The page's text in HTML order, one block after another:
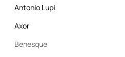
Antonio Lupi
Axor
Benesque